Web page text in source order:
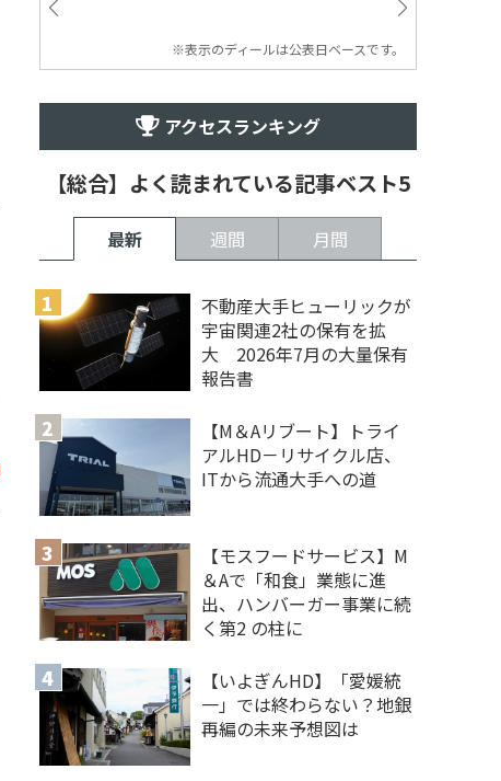
※表示のディールは公表日ベースです。
アクセスランキング
【総合】よく読まれている記事ベスト5
最新 週間 月間
不動産大手ヒューリックが
宇宙関連2社の保有を拡
大 2026年7月の大量保有
報告書
【M＆Aリブート】トライ
アルHD－リサイクル店、
ITから流通大手への道
【モスフードサービス】M
＆Aで「和食」業態に進
出、ハンバーガー事業に続
く第2 の柱に
【いよぎんHD】「愛媛統
一」では終わらない？地銀
再編の未来予想図は